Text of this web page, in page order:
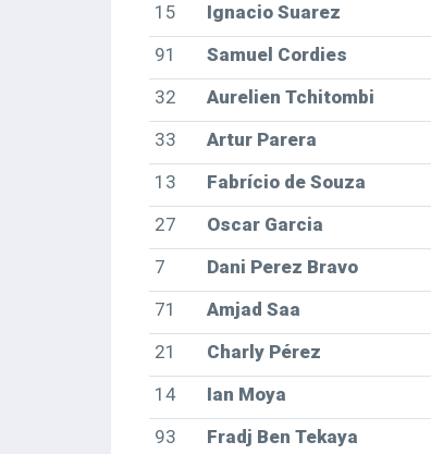
15
Ignacio Suarez
91
Samuel Cordies
32
Aurelien Tchitombi
33
Artur Parera
13
Fabrício de Souza
27
Oscar Garcia
7
Dani Perez Bravo
71
Amjad Saa
21
Charly Pérez
14
Ian Moya
93
Fradj Ben Tekaya